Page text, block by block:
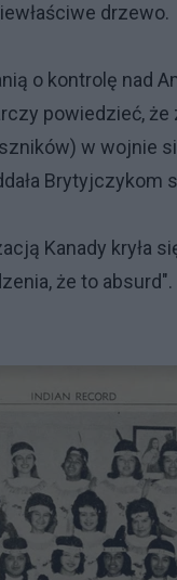
drzewo.
o kontrolę nad
powiedzieć,
w wojnie
Kanady kryła
że to absurd".